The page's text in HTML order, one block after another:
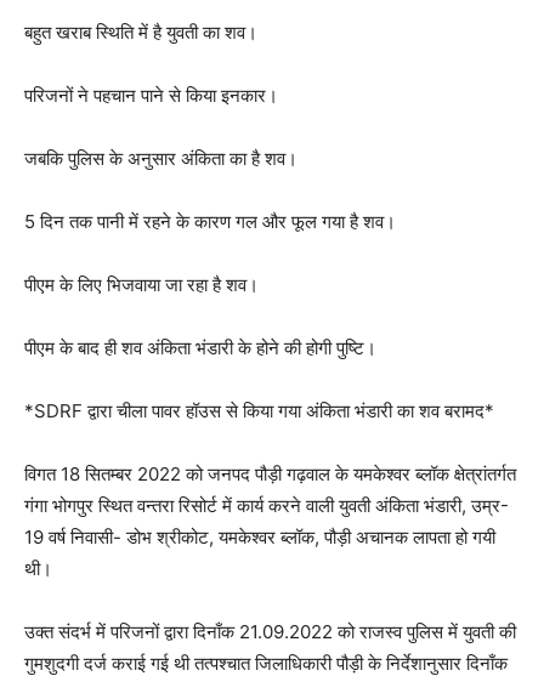
बहुत खराब स्थिति में है युवती का शव।
परिजनों ने पहचान पाने से किया इनकार।
जबकि पुलिस के अनुसार अंकिता का है शव।
5 दिन तक पानी में रहने के कारण गल और फूल गया है शव।
पीएम के लिए भिजवाया जा रहा है शव।
पीएम के बाद ही शव अंकिता भंडारी के होने की होगी पुष्टि।
*SDRF द्वारा चीला पावर हॉउस से किया गया अंकिता भंडारी का शव बरामद*
विगत 18 सितम्बर 2022 को जनपद पौड़ी गढ़वाल के यमकेश्वर ब्लॉक क्षेत्रांतर्गत
गंगा भोगपुर स्थित वन्तरा रिसोर्ट में कार्य करने वाली युवती अंकिता भंडारी, उम्र-
19 वर्ष निवासी- डोभ श्रीकोट, यमकेश्वर ब्लॉक, पौड़ी अचानक लापता हो गयी
थी।
उक्त संदर्भ में परिजनों द्वारा दिनाँक 21.09.2022 को राजस्व पुलिस में युवती की
गुमशुदगी दर्ज कराई गई थी तत्पश्चात जिलाधिकारी पौड़ी के निर्देशानुसार दिनाँक